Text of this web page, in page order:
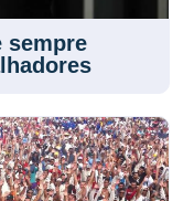
sempre